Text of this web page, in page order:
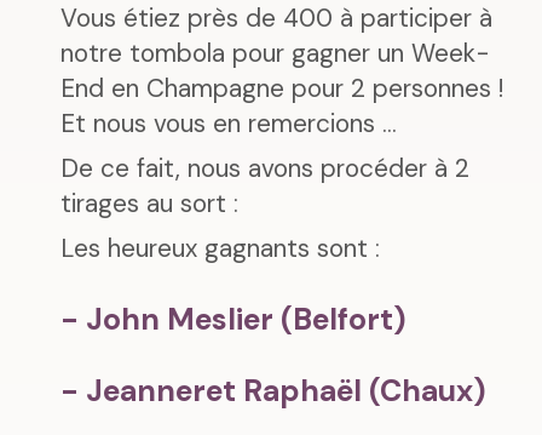
Vous étiez près de 400 à participer à
notre tombola pour gagner un Week-
End en Champagne pour 2 personnes !
Et nous vous en remercions ...
De ce fait, nous avons procéder à 2
tirages au sort :
Les heureux gagnants sont :
- John Meslier (Belfort)
- Jeanneret Raphaël (Chaux)